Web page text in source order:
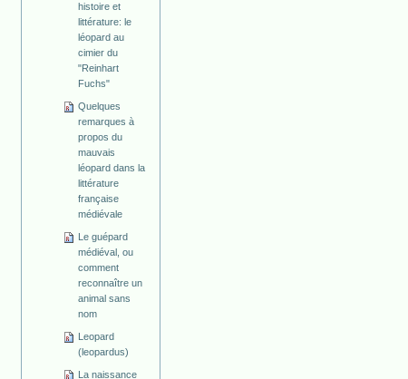
histoire et
littérature: le
léopard au
cimier du
"Reinhart
Fuchs"
Quelques
remarques à
propos du
mauvais
léopard dans la
littérature
française
médiévale
Le guépard
médiéval, ou
comment
reconnaître un
animal sans
nom
Leopard
(leopardus)
La naissance